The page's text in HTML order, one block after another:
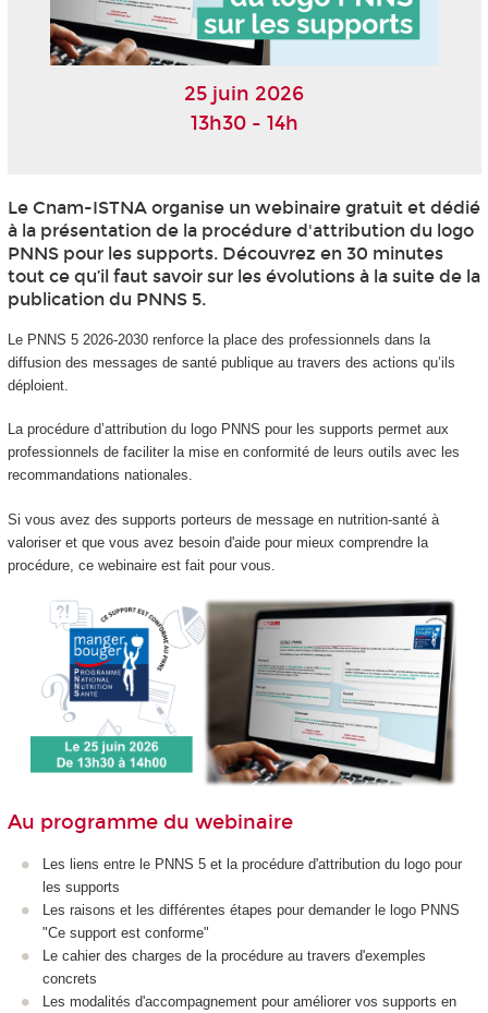
25 juin 2026
13h30 - 14h
Le Cnam-ISTNA organise un webinaire gratuit et dédié
à la présentation de la procédure d'attribution du logo
PNNS pour les supports. Découvrez en 30 minutes
tout ce qu’il faut savoir sur les évolutions à la suite de la
publication du PNNS 5.
Le PNNS 5 2026-2030 renforce la place des professionnels dans la
diffusion des messages de santé publique au travers des actions qu’ils
déploient.
La procédure d’attribution du logo PNNS pour les supports permet aux
professionnels de faciliter la mise en conformité de leurs outils avec les
recommandations nationales.
Si vous avez des supports porteurs de message en nutrition-santé à
valoriser et que vous avez besoin d'aide pour mieux comprendre la
procédure, ce webinaire est fait pour vous.
Au programme du webinaire
Les liens entre le PNNS 5 et la procédure d'attribution du logo pour
les supports
Les raisons et les différentes étapes pour demander le logo PNNS
"Ce support est conforme"
Le cahier des charges de la procédure au travers d'exemples
concrets
Les modalités d'accompagnement pour améliorer vos supports en